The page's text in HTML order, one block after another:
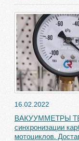
16.02.2022
ВАКУУММЕТРЫ
синхронизации
мотоциклов.